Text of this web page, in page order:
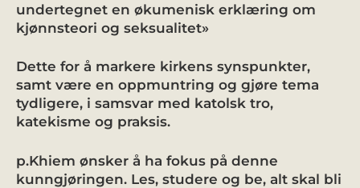
undertegnet en økumenisk erklæring om
kjønnsteori og seksualitet»
Dette for å markere kirkens synspunkter,
samt være en oppmuntring og gjøre tema
tydligere, i samsvar med katolsk tro,
katekisme og praksis.
p.Khiem ønsker å ha fokus på denne
kunngjøringen. Les, studere og be, alt skal bli